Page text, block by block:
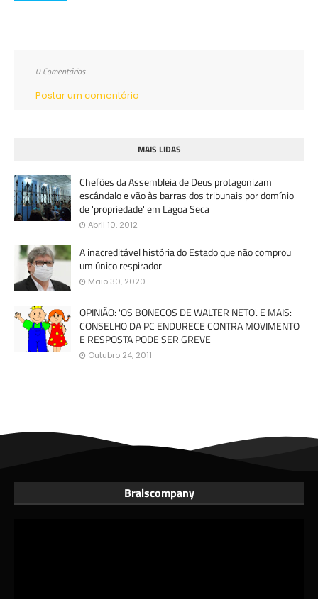
0 Comentários
Postar um comentário
MAIS LIDAS
Chefões da Assembleia de Deus protagonizam
escândalo e vão às barras dos tribunais por domínio
de 'propriedade' em Lagoa Seca
Abril 10, 2012
A inacreditável história do Estado que não comprou
um único respirador
Maio 30, 2020
OPINIÃO: 'OS BONECOS DE WALTER NETO'. E MAIS:
CONSELHO DA PC ENDURECE CONTRA MOVIMENTO
E RESPOSTA PODE SER GREVE
Outubro 24, 2011
Braiscompany